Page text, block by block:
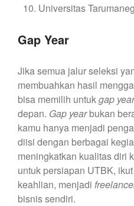
Universitas
Gap Year
Jika semua jalur seleksi
membuahkan hasil
bisa memilih untukgap year
depan. Gap yearbukan
kamu hanya menjadi
diisi dengan berbagai
meningkatkan kualitas diri
untuk persiapan UTBK,
keahlian, menjadi
bisnis sendiri.